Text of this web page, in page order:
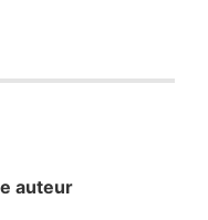
auteur